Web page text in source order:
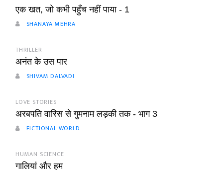
एक खत, जो कभी पहुँच नहीं पाया - 1
SHANAYA MEHRA
THRILLER
अनंत के उस पार
SHIVAM DALVADI
LOVE STORIES
अरबपति वारिस से गुमनाम लड़की तक - भाग 3
FICTIONAL WORLD
HUMAN SCIENCE
गालियां और हम